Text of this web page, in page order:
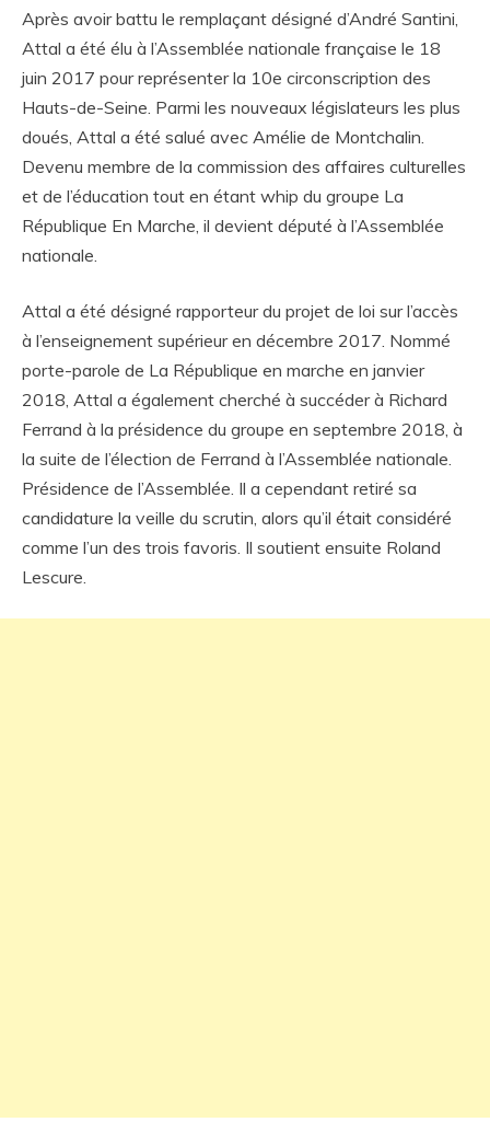
Après avoir battu le remplaçant désigné d’André Santini,
Attal a été élu à l’Assemblée nationale française le 18
juin 2017 pour représenter la 10e circonscription des
Hauts-de-Seine. Parmi les nouveaux législateurs les plus
doués, Attal a été salué avec Amélie de Montchalin.
Devenu membre de la commission des affaires culturelles
et de l’éducation tout en étant whip du groupe La
République En Marche, il devient député à l’Assemblée
nationale.
Attal a été désigné rapporteur du projet de loi sur l’accès
à l’enseignement supérieur en décembre 2017. Nommé
porte-parole de La République en marche en janvier
2018, Attal a également cherché à succéder à Richard
Ferrand à la présidence du groupe en septembre 2018, à
la suite de l’élection de Ferrand à l’Assemblée nationale.
Présidence de l’Assemblée. Il a cependant retiré sa
candidature la veille du scrutin, alors qu’il était considéré
comme l’un des trois favoris. Il soutient ensuite Roland
Lescure.